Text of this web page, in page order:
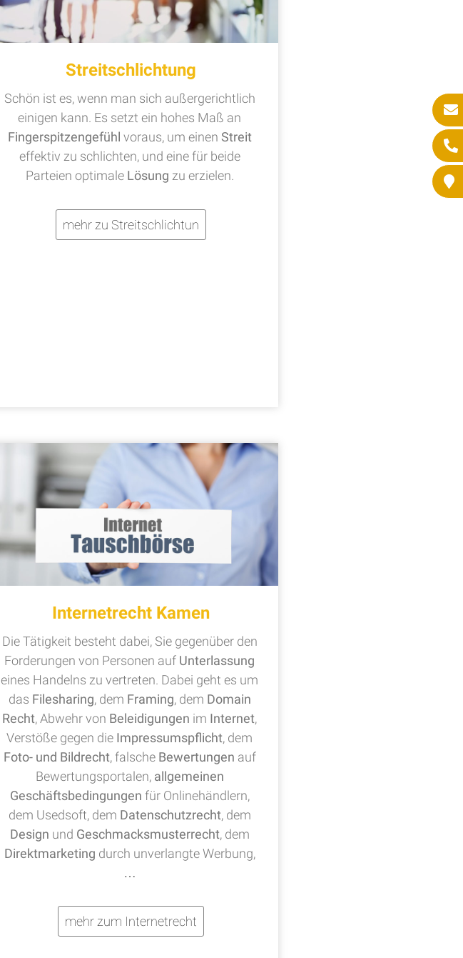
Streitschlichtung
Schön ist es, wenn man sich außergerichtlich
einigen kann. Es setzt ein hohes Maß an
Fingerspitzengefühl voraus, um einen Streit
effektiv zu schlichten, und eine für beide
Parteien optimale Lösung zu erzielen.
mehr zu Streitschlichtun
Internetrecht Kamen
Die Tätigkeit besteht dabei, Sie gegenüber den
Forderungen von Personen auf Unterlassung
eines Handelns zu vertreten. Dabei geht es um
das Filesharing, dem Framing, dem Domain
Recht, Abwehr von Beleidigungen im Internet,
Verstöße gegen die Impressumspflicht, dem
Foto- und Bildrecht, falsche Bewertungen auf
Bewertungsportalen, allgemeinen
Geschäftsbedingungen für Onlinehändlern,
dem Usedsoft, dem Datenschutzrecht, dem
Design und Geschmacksmusterrecht, dem
Direktmarketing durch unverlangte Werbung,
…
mehr zum Internetrecht